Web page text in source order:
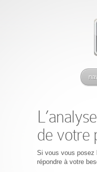
de votre
Si vous vous posez
répondre à votre